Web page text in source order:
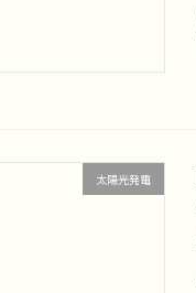
太陽光発電